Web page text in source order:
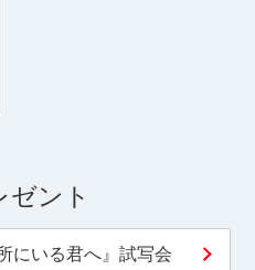
ゼント
にいる君へ』試写会